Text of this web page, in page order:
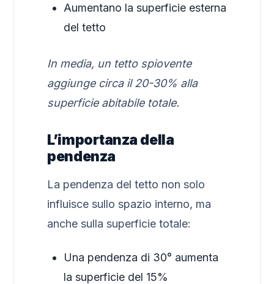
Aumentano la superficie esterna
del tetto
In media, un tetto spiovente
aggiunge circa il 20-30% alla
superficie abitabile totale.
L’importanza della
pendenza
La pendenza del tetto non solo
influisce sullo spazio interno, ma
anche sulla superficie totale:
Una pendenza di 30° aumenta
la superficie del 15%